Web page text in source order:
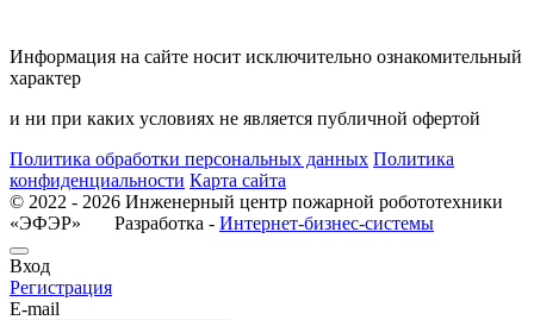
Информация на сайте носит исключительно ознакомительный
характер
и ни при каких условиях не является публичной офертой
Политика обработки персональных данных Политика
конфиденциальности Карта сайта
© 2022 - 2026 Инженерный центр пожарной робототехники
«ЭФЭР» Разработка - Интернет-бизнес-системы
Вход
Регистрация
E-mail